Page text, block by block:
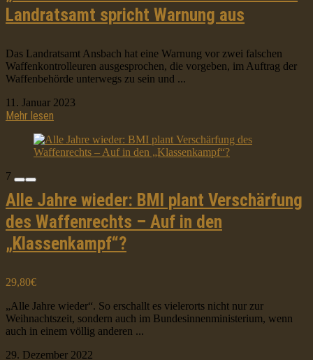
Landratsamt spricht Warnung aus
Das Landratsamt Ansbach hat eine Warnung vor zwei falschen
Waffenkontrolleuren ausgesprochen, die vorgeben, im Auftrag der
Waffenbehörde unterwegs zu sein und ...
11. Januar 2023
Mehr lesen
7
Alle Jahre wieder: BMI plant Verschärfung
des Waffenrechts – Auf in den
„Klassenkampf“?
29,80€
„Alle Jahre wieder“. So erschallt es vielerorts nicht nur zur
Weihnachtszeit, sondern auch im Bundesinnenministerium, wenn
auch in einem völlig anderen ...
29. Dezember 2022